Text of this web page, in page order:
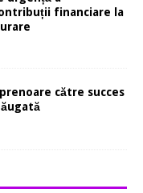
financiare la
către succes